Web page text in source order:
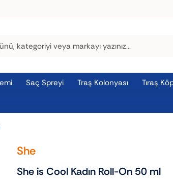
Saç Spreyi Traş Kolonyası Tıraş
She
She is Cool Kadın Roll-On 50 ml